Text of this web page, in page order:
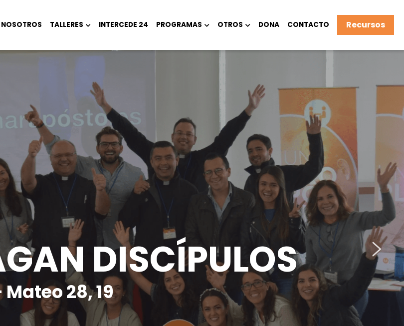
NOSOTROS TALLERES INTERCEDE 24 PROGRAMAS OTROS DONA CONTACTO Recursos
DISCÍPULOS
Mateo 28, 19